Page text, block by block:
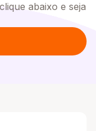
abaixo e seja